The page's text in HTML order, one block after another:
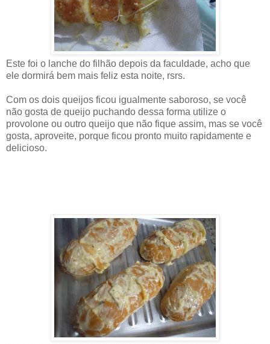
Este foi o lanche do filhão depois da faculdade, acho que
ele dormirá bem mais feliz esta noite, rsrs.
Com os dois queijos ficou igualmente saboroso, se você
não gosta de queijo puchando dessa forma utilize o
provolone ou outro queijo que não fique assim, mas se você
gosta, aproveite, porque ficou pronto muito rapidamente e
delicioso.